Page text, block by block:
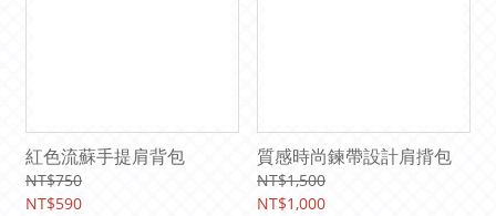
紅色流蘇手提肩背包
NT$750
NT$590
質感時尚鍊帶設計肩揹包
NT$1,500
NT$1,000